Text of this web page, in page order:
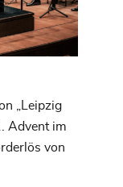
„Leipzig
Advent im
von